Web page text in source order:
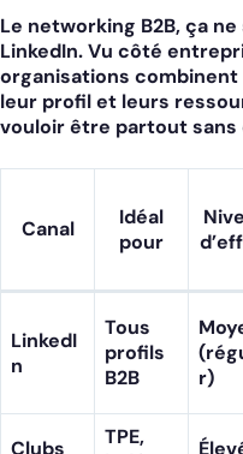
Le networking B2B, ça
LinkedIn. Vu côté
organisations
leur profil et leurs
vouloir être partout sans
Canal
Idéal
pour
LinkedI
n
Tous
profils
B2B
r)
TPE,